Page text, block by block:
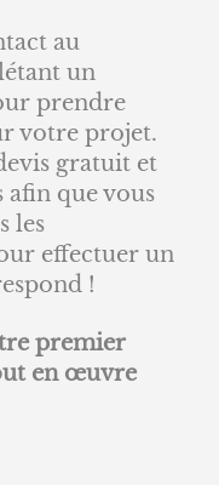
au
un
prendre
votre projet.
gratuit et
afin que vous
les
effectuer un
!
premier
en œuvre